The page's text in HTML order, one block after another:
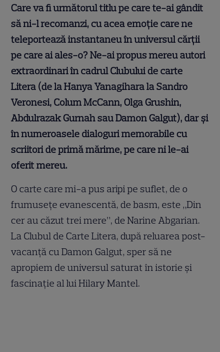
Care va fi următorul titlu pe care te-ai gândit
să ni-l recomanzi, cu acea emoție care ne
teleportează instantaneu în universul cărții
pe care ai ales-o? Ne-ai propus mereu autori
extraordinari în cadrul Clubului de carte
Litera (de la Hanya Yanagihara la Sandro
Veronesi, Colum McCann, Olga Grushin,
Abdulrazak Gurnah sau Damon Galgut), dar și
în numeroasele dialoguri memorabile cu
scriitori de primă mărime, pe care ni le-ai
oferit mereu.
O carte care mi-a pus aripi pe suflet, de o
frumuseţe evanescentă, de basm, este „Din
cer au căzut trei mere”, de Narine Abgarian.
La Clubul de Carte Litera, după reluarea post-
vacanţă cu Damon Galgut, sper să ne
apropiem de universul saturat în istorie şi
fascinaţie al lui Hilary Mantel.